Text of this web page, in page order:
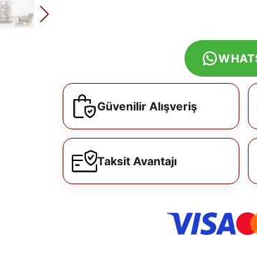
Güvenilir Alışveriş
Taksit Avantajı